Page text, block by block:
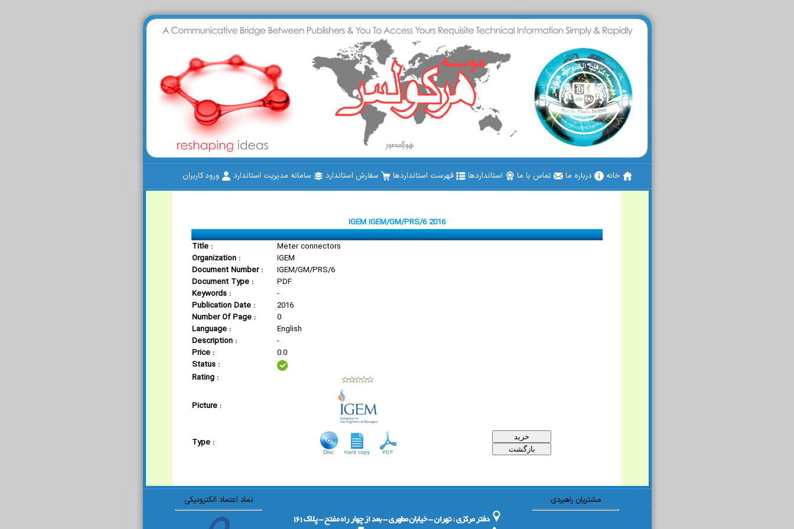
خانه درباره ما تماس با ما استانداردها فهرست استانداردها سفارش استاندارد سامانه مدیریت استاندارد ورود کاربران
IGEM IGEM/GM/PRS/6 2016
Title :
Meter connectors
Organization :
IGEM
Document Number :
IGEM/GM/PRS/6
Document Type :
PDF
Keywords :
-
Publication Date :
2016
Number Of Page :
0
Language :
English
Description :
-
Price :
0.0
Status :
Rating :
Picture :
Type :
نماد اعتماد الکترونیکی مشتریان راهبردی